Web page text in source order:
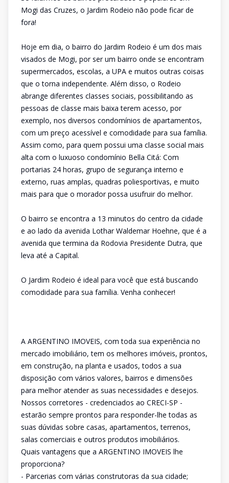
Mogi das Cruzes, o Jardim Rodeio não pode ficar de
fora!
Hoje em dia, o bairro do Jardim Rodeio é um dos mais
visados de Mogi, por ser um bairro onde se encontram
supermercados, escolas, a UPA e muitos outras coisas
que o torna independente. Além disso, o Rodeio
abrange diferentes classes sociais, possibilitando as
pessoas de classe mais baixa terem acesso, por
exemplo, nos diversos condomínios de apartamentos,
com um preço acessível e comodidade para sua família.
Assim como, para quem possui uma classe social mais
alta com o luxuoso condomínio Bella Citá: Com
portarias 24 horas, grupo de segurança interno e
externo, ruas amplas, quadras poliesportivas, e muito
mais para que o morador possa usufruir do melhor.
O bairro se encontra a 13 minutos do centro da cidade
e ao lado da avenida Lothar Waldemar Hoehne, que é a
avenida que termina da Rodovia Presidente Dutra, que
leva até a Capital.
O Jardim Rodeio é ideal para você que está buscando
comodidade para sua família. Venha conhecer!
A ARGENTINO IMOVEIS, com toda sua experiência no
mercado imobiliário, tem os melhores imóveis, prontos,
em construção, na planta e usados, todos a sua
disposição com vários valores, bairros e dimensões
para melhor atender as suas necessidades e desejos.
Nossos corretores - credenciados ao CRECI-SP -
estarão sempre prontos para responder-lhe todas as
suas dúvidas sobre casas, apartamentos, terrenos,
salas comerciais e outros produtos imobiliários.
Quais vantagens que a ARGENTINO IMOVEIS lhe
proporciona?
- Parcerias com várias construtoras da sua cidade;